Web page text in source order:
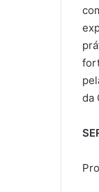
da